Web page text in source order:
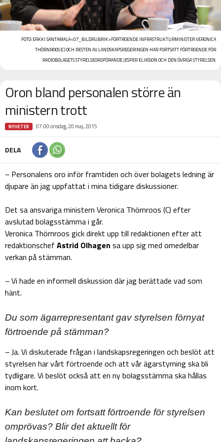
FOTO: ERKKI SANTAMALA<07_BILDRUBRIK>FÖRTROENDE INFRASTRUKTURMINISTER VERONICA
THÖRNROOS (C) OCH RESTEN AV LANDSKAPSREGERINGEN HAR FORTSATT FÖRTROENDE FÖR
RADIOBOLAGETS STYRELSEORDFÖRANDE JESPER ELIASSON OCH DEN ÖVRIGA STYRELSEN.
Oron bland personalen större än
ministern trott
NYHETER 07:00 onsdag, 20 maj, 2015
DELA
– Personalens oro inför framtiden och över bolagets ledning är
djupare än jag uppfattat i mina tidigare diskussioner.
Det sa ansvariga ministern Veronica Thörnroos (C) efter
avslutad bolagsstämma i går.
Veronica Thörnroos gick direkt upp till redaktionen efter att
redaktionschef Astrid Olhagen sa upp sig med omedelbar
verkan påstämman.
– Vi hade en informell diskussion där jag berättade vad som
hänt.
Du som ägarrepresentant gav styrelsen förnyat
förtroende på stämman?
– Ja. Vi diskuterade frågan i landskapsregeringen och beslöt att
styrelsen har vårt förtroende och att vår ägarstyrning ska bli
tydligare. Vi beslöt också att en ny bolagsstämma ska hållas
inom kort.
Kan beslutet om fortsatt förtroende för styrelsen
omprövas? Blir det aktuellt för